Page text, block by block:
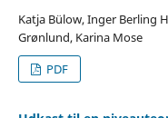
Katja Bülow, Inger Berling
Grønlund, Karina Mose
PDF